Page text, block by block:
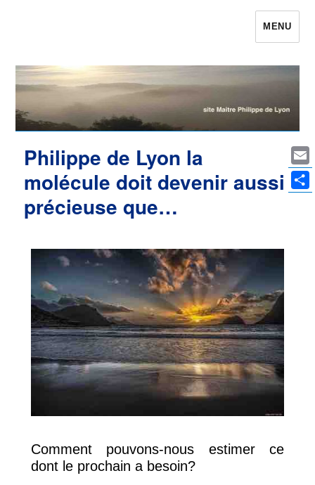
Maître Philippe de Lyon le site qui était
MENU
Philippe de Lyon la
molécule doit devenir aussi
précieuse que…
Comment pouvons-nous estimer ce
dont le prochain a besoin?